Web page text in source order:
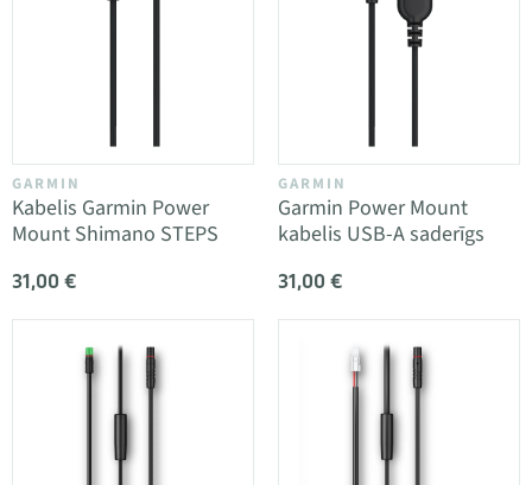
GARMIN
Kabelis Garmin Power
Mount Shimano STEPS
31,00 €
GARMIN
Garmin Power Mount
kabelis USB-A saderīgs
31,00 €